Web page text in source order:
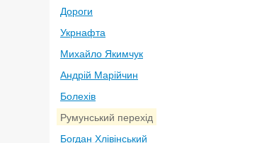
Дороги
Укрнафта
Михайло Якимчук
Андрій Марійчин
Болехів
Румунський перехід
Богдан Хлівінський